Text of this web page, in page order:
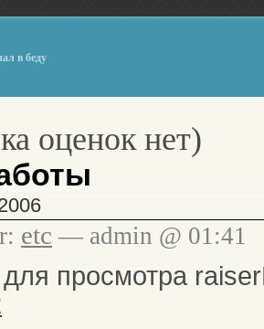
в беду
оценок нет)
etc — admin @ 01:41
просмотра